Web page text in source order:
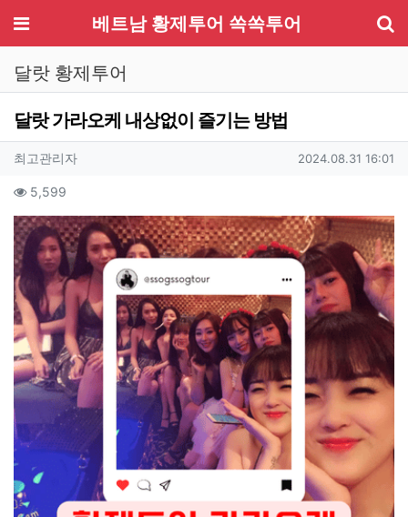
메뉴 베트남 황제투어 쏙쏙투어
달랏 황제투어
달랏 가라오케 내상없이 즐기는 방법
작성자 정보
최고관리자작성 작성일
2024.08.31 16:01
컨텐츠 정보
5,599
본문